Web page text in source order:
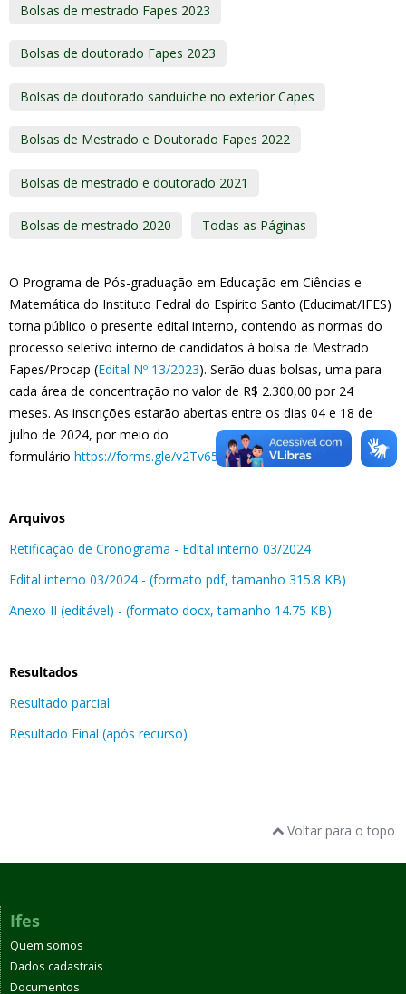
Bolsas de mestrado Fapes 2023
Bolsas de doutorado Fapes 2023
Bolsas de doutorado sanduiche no exterior Capes
Bolsas de Mestrado e Doutorado Fapes 2022
Bolsas de mestrado e doutorado 2021
Bolsas de mestrado 2020 Todas as Páginas
O Programa de Pós-graduação em Educação em Ciências e
Matemática do Instituto Fedral do Espírito Santo (Educimat/IFES)
torna público o presente edital interno, contendo as normas do
processo seletivo interno de candidatos à bolsa de Mestrado
Fapes/Procap (Edital Nº 13/2023). Serão duas bolsas, uma para
cada área de concentração no valor de R$ 2.300,00 por 24
meses. As inscrições estarão abertas entre os dias 04 e 18 de
julho de 2024, por meio do
formulário https://forms.gle/v2Tv65BcDs9mkeX27.
Arquivos
Retificação de Cronograma - Edital interno 03/2024
Edital interno 03/2024 - (formato pdf, tamanho 315.8 KB)
Anexo II (editável) - (formato docx, tamanho 14.75 KB)
Resultados
Resultado parcial
Resultado Final (após recurso)
Voltar para o topo
Ifes
Quem somos
Dados cadastrais
Documentos